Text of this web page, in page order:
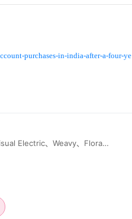
purchases-in-india-after-a-four-ye
Electric、Weavy、Flora…